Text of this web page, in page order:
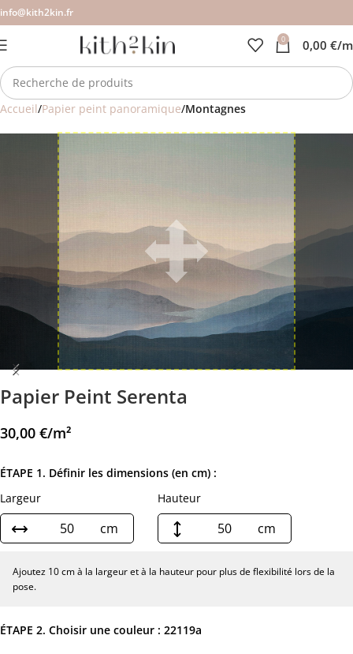
info@kith2kin.fr
0 0,00 €/
Accueil Papier peint panoramique Montagnes
Papier Peint Serenta
30,00 €/m²
ÉTAPE 1. Définir les dimensions (en cm) :
Largeur
cm
Hauteur
cm
Ajoutez 10 cm à la largeur et à la hauteur pour plus de flexibilité lors de la
pose.
ÉTAPE 2. Choisir une couleur : 22119a